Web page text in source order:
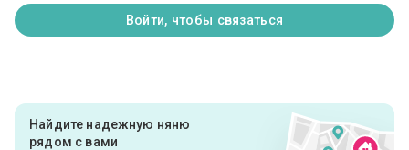
Войти, чтобы связаться
Найдите надежную няню
рядом с вами